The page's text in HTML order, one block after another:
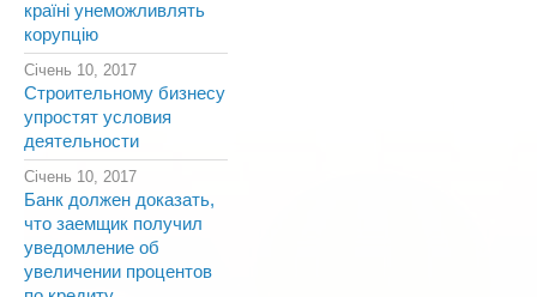
країні унеможливлять
корупцію
Січень 10, 2017
Строительному бизнесу
упростят условия
деятельности
Січень 10, 2017
Банк должен доказать,
что заемщик получил
уведомление об
увеличении процентов